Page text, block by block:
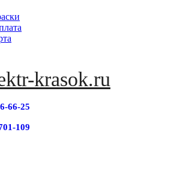
krasok.ru
66-25
109